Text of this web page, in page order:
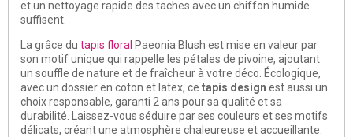
et un nettoyage rapide des taches avec un chiffon humide
suffisent.
La grâce du tapis floral Paeonia Blush est mise en valeur par
son motif unique qui rappelle les pétales de pivoine, ajoutant
un souffle de nature et de fraîcheur à votre déco. Écologique,
avec un dossier en coton et latex, ce tapis design est aussi un
choix responsable, garanti 2 ans pour sa qualité et sa
durabilité. Laissez-vous séduire par ses couleurs et ses motifs
délicats, créant une atmosphère chaleureuse et accueillante.